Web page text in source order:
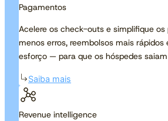
Pagamentos
Acelere os check-outs e simplifique
menos erros, reembolsos mais
esforço — para que os hóspedes
Saiba mais
Revenue intelligence